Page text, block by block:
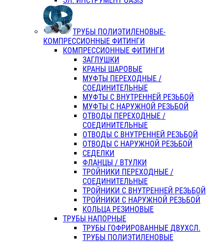
ТРУБЫ ПОЛИЭТИЛЕНОВЫЕ-
КОМПРЕССИОННЫЕ ФИТИНГИ
КОМПРЕССИОННЫЕ ФИТИНГИ
ЗАГЛУШКИ
КРАНЫ ШАРОВЫЕ
МУФТЫ ПЕРЕХОДНЫЕ /
СОЕДИНИТЕЛЬНЫЕ
МУФТЫ С ВНУТРЕННЕЙ РЕЗЬБОЙ
МУФТЫ С НАРУЖНОЙ РЕЗЬБОЙ
ОТВОДЫ ПЕРЕХОДНЫЕ /
СОЕДИНИТЕЛЬНЫЕ
ОТВОДЫ С ВНУТРЕННЕЙ РЕЗЬБОЙ
ОТВОДЫ С НАРУЖНОЙ РЕЗЬБОЙ
СЕДЕЛКИ
ФЛАНЦЫ / ВТУЛКИ
ТРОЙНИКИ ПЕРЕХОДНЫЕ /
СОЕДИНИТЕЛЬНЫЕ
ТРОЙНИКИ С ВНУТРЕННЕЙ РЕЗЬБОЙ
ТРОЙНИКИ С НАРУЖНОЙ РЕЗЬБОЙ
КОЛЬЦА РЕЗИНОВЫЕ
ТРУБЫ НАПОРНЫЕ
ТРУБЫ ГОФРИРОВАННЫЕ ДВУХСЛ.
ТРУБЫ ПОЛИЭТИЛЕНОВЫЕ